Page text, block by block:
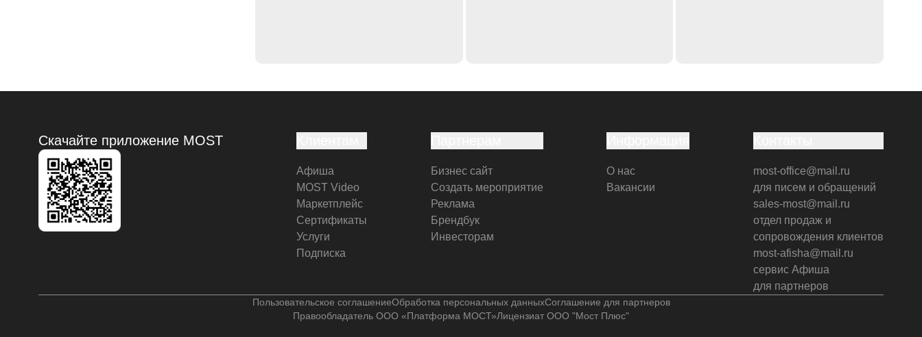
Скачайте приложение MOST
Афиша
MOST Video
Маркетплейс
Сертификаты
Услуги
Подписка
Бизнес сайт
Создать мероприятие
Реклама
Брендбук
Инвесторам
О нас
Вакансии
most-office@mail.ru
для писем и обращений
sales-most@mail.ru
отдел продаж и
сопровождения клиентов
most-afisha@mail.ru
сервис Афиша
для партнеров
Пользовательское соглашениеОбработка персональных данныхСоглашение для партнеров
Правообладатель ООО «Платформа МОСТ»Лицензиат ООО "Мост Плюс"